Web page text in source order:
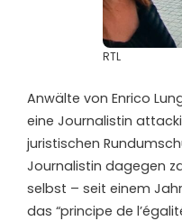
RTL
Anwälte von Enrico
eine Journalistin
juristischen
Journalistin dagegen
selbst – seit einem
das “principe de